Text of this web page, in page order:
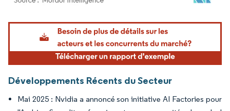
Image © Mordor Intelligence. La réutilisation nécessite une attribution sous CC BY
Développements Récents du Secteur
Mai 2025 : Nvidia a annoncé son initiative AI Factories pour